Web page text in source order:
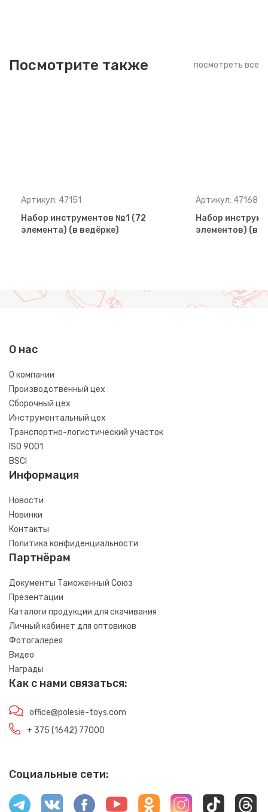
Посмотрите также посмотреть все
Артикул: 47151
Набор инструментов №1 (72
элемента) (в ведёрке)
Артикул: 47168
Набор
элементов) (в
О нас
О компании
Производственный цех
Сборочный цех
Инструментальный цех
Транспортно-логистический участок
ISO 9001
BSCI
Информация
Новости
Новинки
Контакты
Политика конфиденциальности
Партнёрам
Документы Таможенный Союз
Презентации
Каталоги продукции для скачивания
Личный кабинет для оптовиков
Фотогалерея
Видео
Награды
Как с нами связаться:
office@polesie-toys.com
+ 375 (1642) 77000
Социальные сети: